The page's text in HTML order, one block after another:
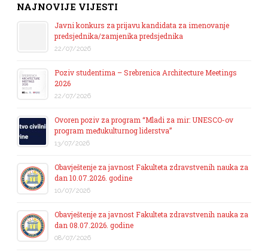
NAJNOVIJE VIJESTI
Javni konkurs za prijavu kandidata za imenovanje
predsjednika/zamjenika predsjednika
22/07/2026
Poziv studentima – Srebrenica Architecture Meetings
2026
22/07/2026
Ovoren poziv za program “Mladi za mir: UNESCO-ov
program međukulturnog liderstva”
13/07/2026
Obavještenje za javnost Fakulteta zdravstvenih nauka za
dan 10.07.2026. godine
10/07/2026
Obavještenje za javnost Fakulteta zdravstvenih nauka za
dan 08.07.2026. godine
08/07/2026